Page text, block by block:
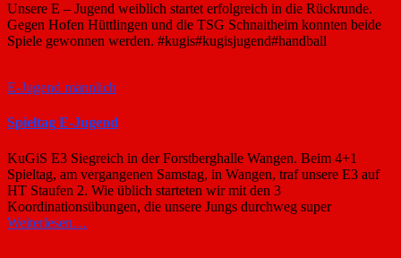
Unsere E – Jugend weiblich startet erfolgreich in die Rückrunde.
Gegen Hofen Hüttlingen und die TSG Schnaitheim konnten beide
Spiele gewonnen werden. #kugis#kugisjugend#handball
E-Jugend männlich
Spieltag E-Jugend
KuGiS E3 Siegreich in der Forstberghalle Wangen. Beim 4+1
Spieltag, am vergangenen Samstag, in Wangen, traf unsere E3 auf
HT Staufen 2. Wie üblich starteten wir mit den 3
Koordinationsübungen, die unsere Jungs durchweg super
Weiterlesen…